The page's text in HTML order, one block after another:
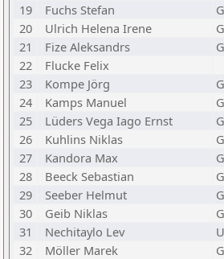
19
Fuchs Stefan
20
Ulrich Helena Irene
21
Fize Aleksandrs
22
Flucke Felix
23
Kompe Jörg
24
Kamps Manuel
25
Lüders Vega Iago Ernst
26
Kuhlins Niklas
27
Kandora Max
28
Beeck Sebastian
29
Seeber Helmut
30
Geib Niklas
31
Nechitaylo Lev
32
Möller Marek